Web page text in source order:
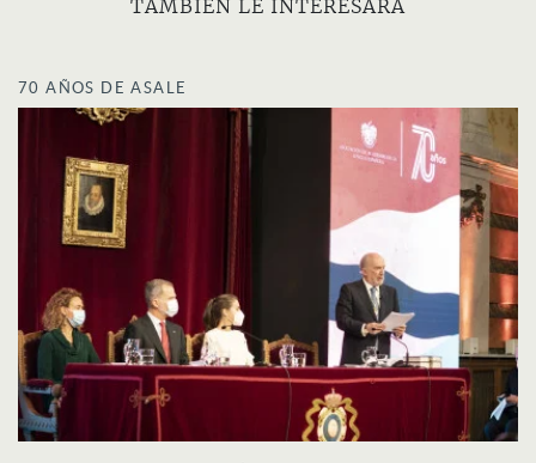
TAMBIÉN LE INTERESARÁ
70 AÑOS DE ASALE